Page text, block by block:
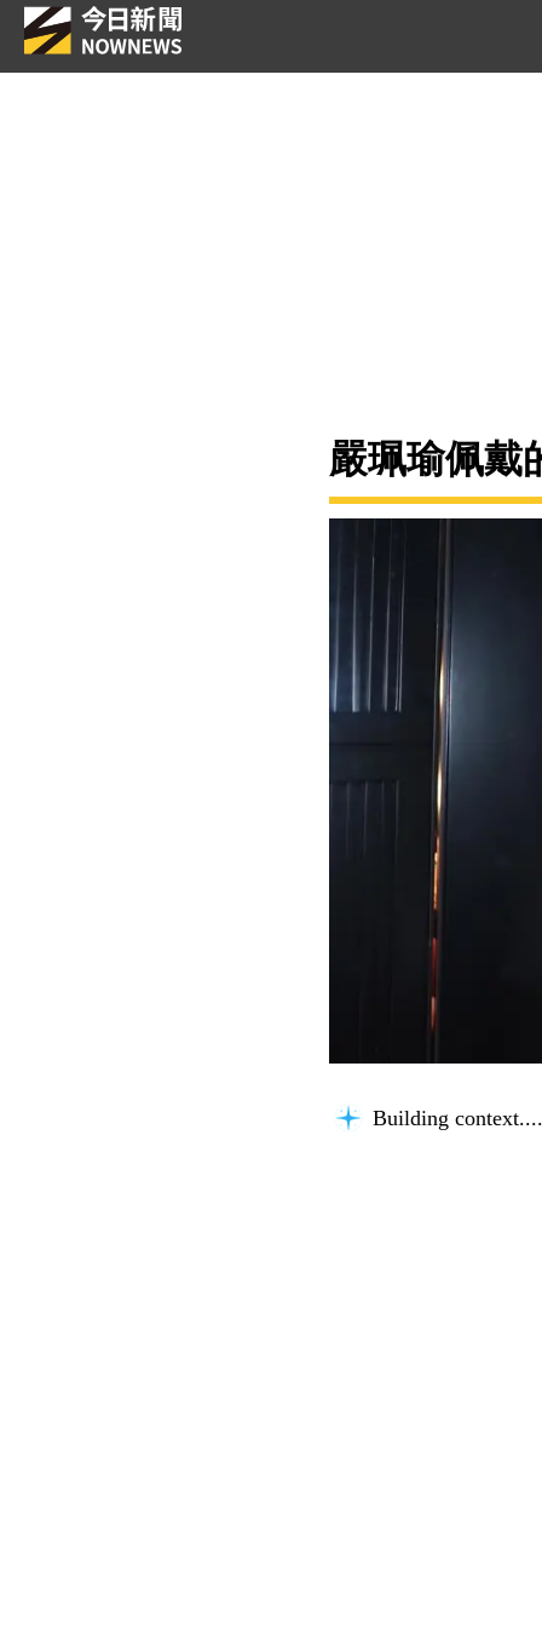
嚴珮瑜佩戴
Building context...